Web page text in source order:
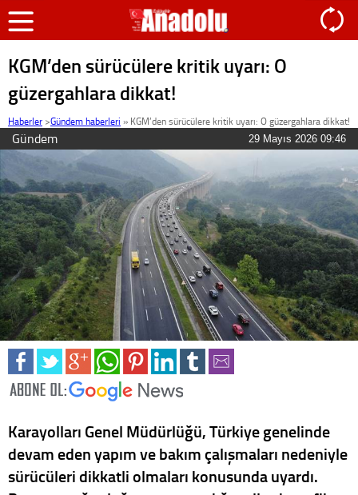
KGM’den sürücülere kritik uyarı: O
güzergahlara dikkat!
Haberler >Gündem haberleri » KGM’den sürücülere kritik uyarı: O güzergahlara dikkat!
Gündem 29 Mayıs 2026 09:46
Karayolları Genel Müdürlüğü, Türkiye genelinde
devam eden yapım ve bakım çalışmaları nedeniyle
sürücüleri dikkatli olmaları konusunda uyardı.